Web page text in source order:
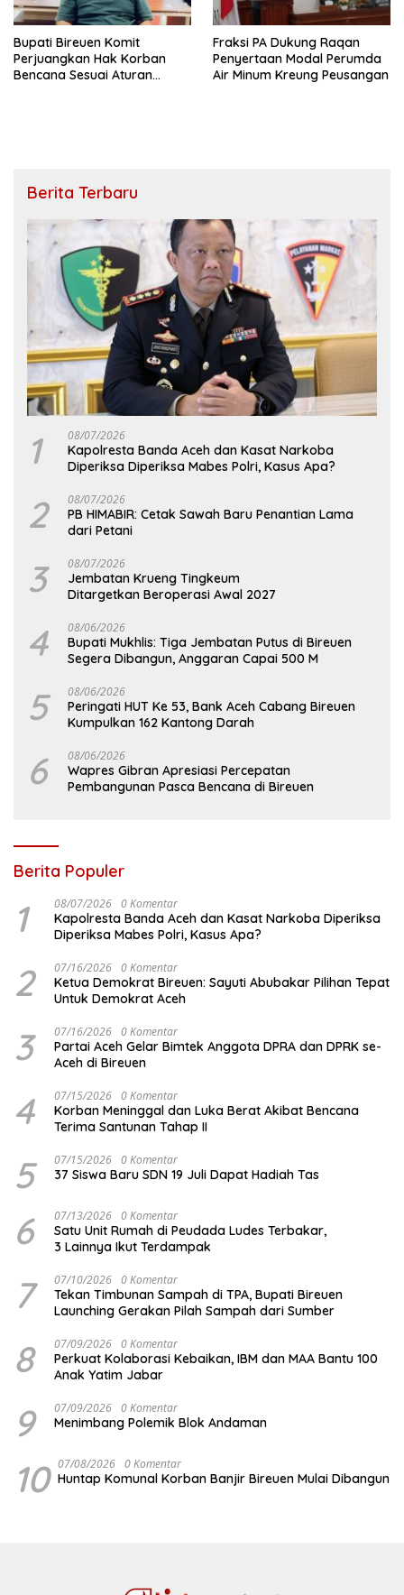
Bupati Bireuen Komit
Perjuangkan Hak Korban
Bencana Sesuai Aturan
Fraksi PA Dukung Raqan
Penyertaan Modal Perumda
Air Minum Kreung Peusangan
Berita Terbaru
1 08/07/2026
Kapolresta Banda Aceh dan Kasat Narkoba
Diperiksa Diperiksa Mabes Polri, Kasus Apa?
2 08/07/2026
PB HIMABIR: Cetak Sawah Baru Penantian Lama
dari Petani
3 08/07/2026
Jembatan Krueng Tingkeum
Ditargetkan Beroperasi Awal 2027
4 08/06/2026
Bupati Mukhlis: Tiga Jembatan Putus di Bireuen
Segera Dibangun, Anggaran Capai 500 M
5 08/06/2026
Peringati HUT Ke 53, Bank Aceh Cabang Bireuen
Kumpulkan 162 Kantong Darah
6 08/06/2026
Wapres Gibran Apresiasi Percepatan
Pembangunan Pasca Bencana di Bireuen
Berita Populer
1 08/07/2026 0 Komentar
Kapolresta Banda Aceh dan Kasat Narkoba Diperiksa
Diperiksa Mabes Polri, Kasus Apa?
2 07/16/2026 0 Komentar
Ketua Demokrat Bireuen: Sayuti Abubakar Pilihan Tepat
Untuk Demokrat Aceh
3 07/16/2026 0 Komentar
Partai Aceh Gelar Bimtek Anggota DPRA dan DPRK se-
Aceh di Bireuen
4 07/15/2026 0 Komentar
Korban Meninggal dan Luka Berat Akibat Bencana
Terima Santunan Tahap II
5 07/15/2026 0 Komentar
37 Siswa Baru SDN 19 Juli Dapat Hadiah Tas
6 07/13/2026 0 Komentar
Satu Unit Rumah di Peudada Ludes Terbakar,
3 Lainnya Ikut Terdampak
7 07/10/2026 0 Komentar
Tekan Timbunan Sampah di TPA, Bupati Bireuen
Launching Gerakan Pilah Sampah dari Sumber
8 07/09/2026 0 Komentar
Perkuat Kolaborasi Kebaikan, IBM dan MAA Bantu 100
Anak Yatim Jabar
9 07/09/2026 0 Komentar
Menimbang Polemik Blok Andaman
10 07/08/2026 0 Komentar
Huntap Komunal Korban Banjir Bireuen Mulai Dibangun